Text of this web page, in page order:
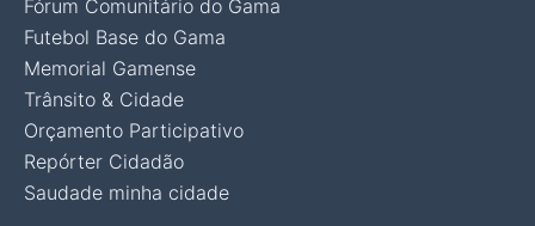
Fórum Comunitário do Gama
Futebol Base do Gama
Memorial Gamense
Trânsito & Cidade
Orçamento Participativo
Repórter Cidadão
Saudade minha cidade